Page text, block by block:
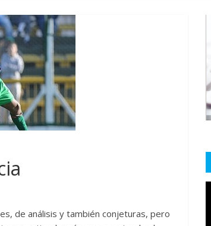
de análisis y también conjeturas, pero